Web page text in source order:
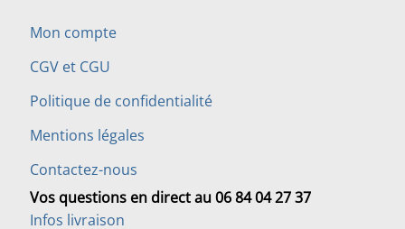
Mon compte
CGV et CGU
Politique de confidentialité
Mentions légales
Contactez-nous
Vos questions en direct au 06 84 04 27 37
Infos livraison